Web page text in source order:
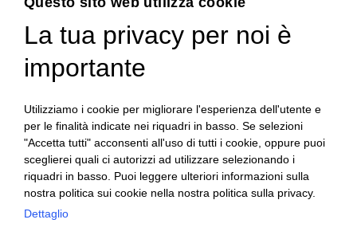
Copyright 2020© Regali Digusto è un marchio di Olio
10022 Carmagnola (TO) - PIVA 07980320019
Creato da:etinet.it
La tua privacy per noi è
importante
Utilizziamo i cookie per migliorare l'esperienza dell'utente e
per le finalità indicate nei riquadri in basso. Se selezioni
"Accetta tutti" acconsenti all'uso di tutti i cookie, oppure puoi
sceglierei quali ci autorizzi ad utilizzare selezionando i
riquadri in basso. Puoi leggere ulteriori informazioni sulla
nostra politica sui cookie nella nostra politica sulla privacy.
Dettaglio